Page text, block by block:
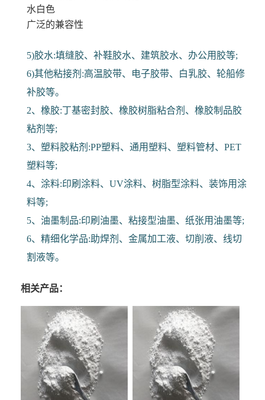
水白色
广泛的兼容性
5)胶水:填缝胶、补鞋胶水、建筑胶水、办公用胶等;
6)其他粘接剂:高温胶带、电子胶带、白乳胶、轮船修
补胶等。
2、橡胶:丁基密封胶、橡胶树脂粘合剂、橡胶制品胶
粘剂等;
3、塑料胶粘剂:PP塑料、通用塑料、塑料管材、PET
塑料等;
4、涂料:印刷涂料、UV涂料、树脂型涂料、装饰用涂
料等;
5、油墨制品:印刷油墨、粘接型油墨、纸张用油墨等;
6、精细化学品:助焊剂、金属加工液、切削液、线切
割液等。
相关产品：